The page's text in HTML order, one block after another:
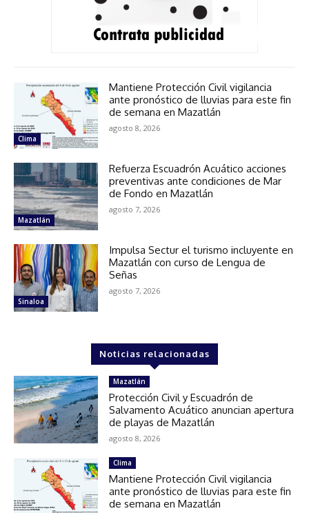
Clima
Mantiene Protección Civil vigilancia
ante pronóstico de lluvias para este fin
de semana en Mazatlán
agosto 8, 2026
Mazatlán
Refuerza Escuadrón Acuático acciones
preventivas ante condiciones de Mar
de Fondo en Mazatlán
agosto 7, 2026
Sinaloa
Impulsa Sectur el turismo incluyente en
Mazatlán con curso de Lengua de
Señas
agosto 7, 2026
Noticias relacionadas
Mazatlán
Protección Civil y Escuadrón de
Salvamento Acuático anuncian apertura
de playas de Mazatlán
agosto 8, 2026
Clima
Mantiene Protección Civil vigilancia
ante pronóstico de lluvias para este fin
de semana en Mazatlán